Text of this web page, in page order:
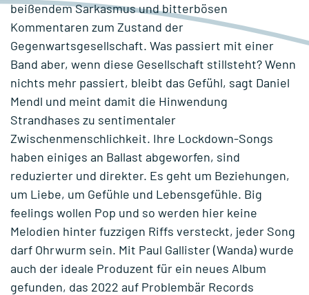
beißendem Sarkasmus und bitterbösen
Kommentaren zum Zustand der
Gegenwartsgesellschaft. Was passiert mit einer
Band aber, wenn diese Gesellschaft stillsteht? Wenn
nichts mehr passiert, bleibt das Gefühl, sagt Daniel
Mendl und meint damit die Hinwendung
Strandhases zu sentimentaler
Zwischenmenschlichkeit. Ihre Lockdown-Songs
haben einiges an Ballast abgeworfen, sind
reduzierter und direkter. Es geht um Beziehungen,
um Liebe, um Gefühle und Lebensgefühle. Big
feelings wollen Pop und so werden hier keine
Melodien hinter fuzzigen Riffs versteckt, jeder Song
darf Ohrwurm sein. Mit Paul Gallister (Wanda) wurde
auch der ideale Produzent für ein neues Album
gefunden, das 2022 auf Problembär Records